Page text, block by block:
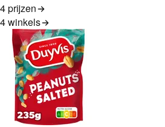
4 prijzen
4winkels